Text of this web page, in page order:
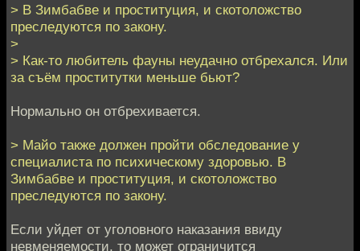
> В Зимбабве и проституция, и скотоложство
преследуются по закону.
>
> Как-то любитель фауны неудачно отбрехался. Или
за съём проститутки меньше бьют?
Нормально он отбрехивается.
> Майо также должен пройти обследование у
специалиста по психическому здоровью. В
Зимбабве и проституция, и скотоложство
преследуются по закону.
Если уйдет от уголовного наказания ввиду
невменяемости, то может ограничится